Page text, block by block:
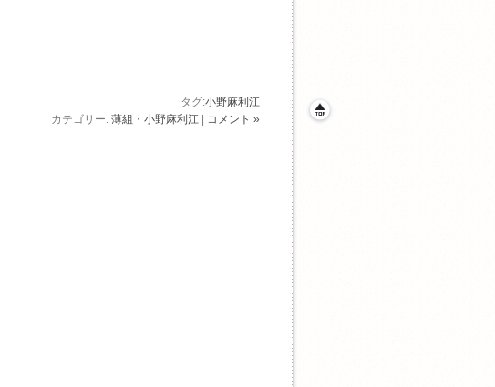
タグ:小野麻利江
カテゴリー: 薄組・小野麻利江 | コメント »